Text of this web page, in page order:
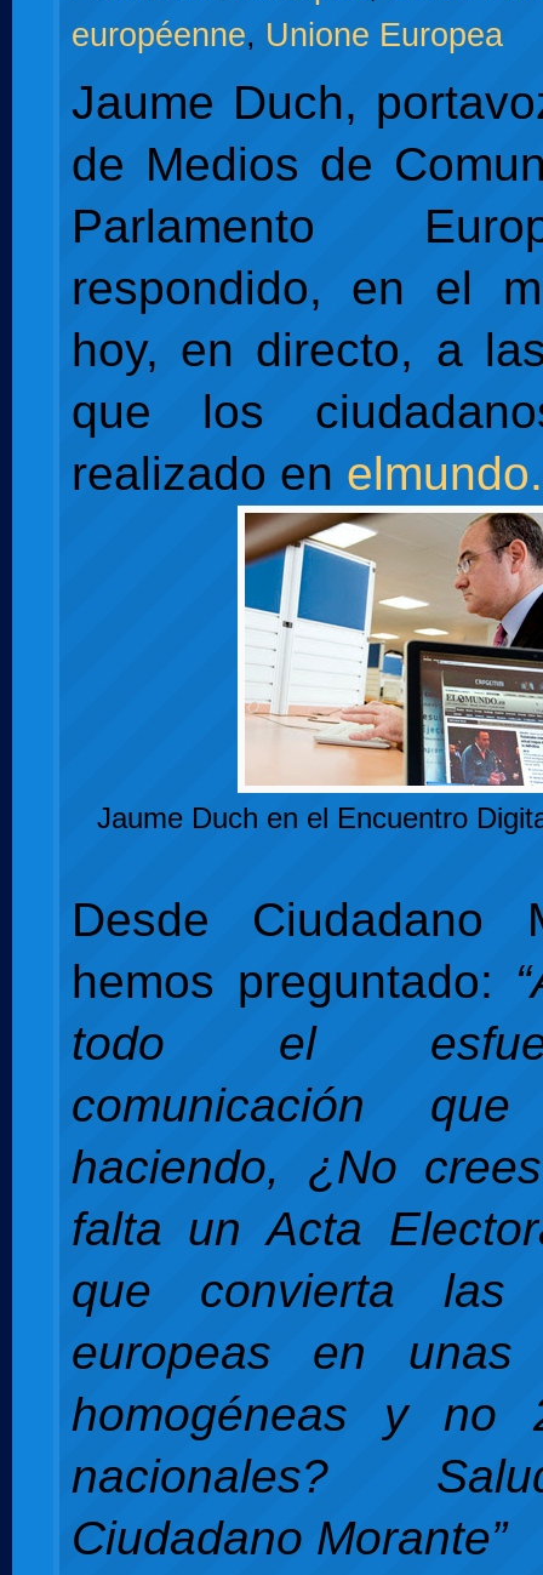
européenne, Unione Europea
Jaume Duch,
de Medios de
Parlamento
respondido, en el
hoy, en directo, a
que los
realizado en
Jaume Duch en el Encuentro
Desde Ciudadano
hemos preguntado:
todo el
comunicación
haciendo, ¿No
falta un Acta
que convierta las
europeas en unas
homogéneas y no
nacionales?
Ciudadano Morante”